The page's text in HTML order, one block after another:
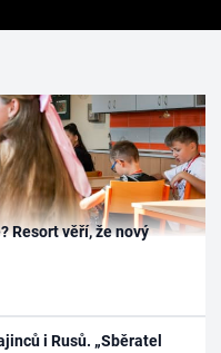
Resort věří, že nový
i Rusů. „Sběratel